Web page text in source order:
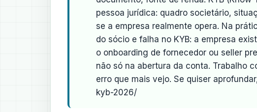
pessoa jurídica: quadro societário,
se a empresa realmente opera. Na
do sócio e falha no KYB: a empresa
o onboarding de fornecedor ou seller
não só na abertura da conta. Trabalho
erro que mais vejo. Se quiser
kyb-2026/